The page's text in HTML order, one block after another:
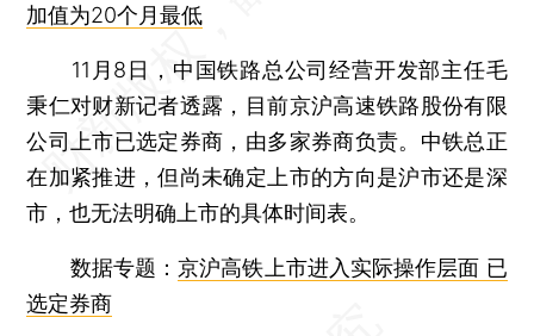
加值为20个月最低
11月8日，中国铁路总公司经营开发部主任毛
秉仁对财新记者透露，目前京沪高速铁路股份有限
公司上市已选定券商，由多家券商负责。中铁总正
在加紧推进，但尚未确定上市的方向是沪市还是深
市，也无法明确上市的具体时间表。
数据专题：京沪高铁上市进入实际操作层面 已
选定券商